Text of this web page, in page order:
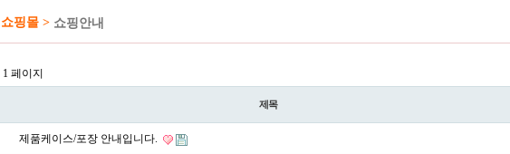
쇼핑몰 > 쇼핑안내
1 페이지
제목
제품케이스/포장 안내입니다.